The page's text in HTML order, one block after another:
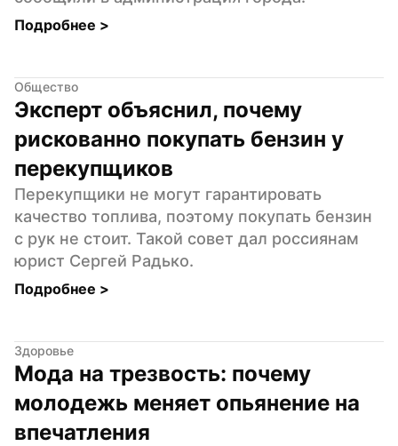
Подробнее >
Общество
Эксперт объяснил, почему
рискованно покупать бензин у
перекупщиков
Перекупщики не могут гарантировать
качество топлива, поэтому покупать бензин
с рук не стоит. Такой совет дал россиянам
юрист Сергей Радько.
Подробнее >
Здоровье
Мода на трезвость: почему
молодежь меняет опьянение на
впечатления